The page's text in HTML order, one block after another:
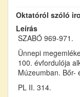
Oktatóról szóló
Leírás
SZABÓ 969-971.
Ünnepi
100. évfordulója
Múzeumban. Bőr-
PL II. 314.